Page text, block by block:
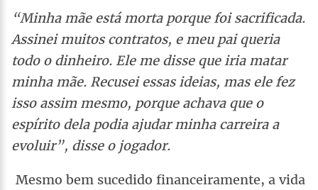
“Minha mãe está morta porque foi sacrificada.
Assinei muitos contratos, e meu pai queria
todo o dinheiro. Ele me disse que iria matar
minha mãe. Recusei essas ideias, mas ele fez
isso assim mesmo, porque achava que o
espírito dela podia ajudar minha carreira a
evoluir”, disse o jogador.
Mesmo bem sucedido financeiramente, a vida